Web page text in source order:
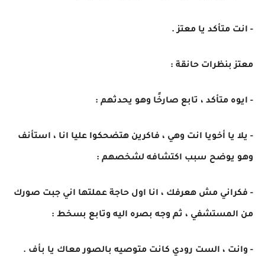
- انت متأكد يا معتز .
معتز بنظرات حانقة :
- ايوه متأكد ، تابع صارخًا وهو يحدثهم :
- يلا يا أخويا انت وهي ، فاكرين هتضحكوا عليا انا ، استأنف
وهو يوضح سبب اكتشافه لشخصهم :
- فكراني مش هعرفك ، انا اول حاجة عملتها اني جبت صورك
من المستشفي ، ثم وجه بصره اليه وتابع بسخط :
- وانت ، الست رودي كانت متوصيه بالصور معاك يا بأف .